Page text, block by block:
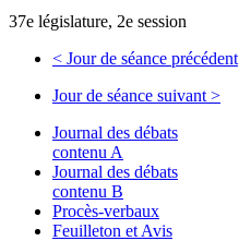
37e législature, 2e session
< Jour de séance précédent
Jour de séance suivant >
Journal des débats
contenu A
Journal des débats
contenu B
Procès-verbaux
Feuilleton et Avis